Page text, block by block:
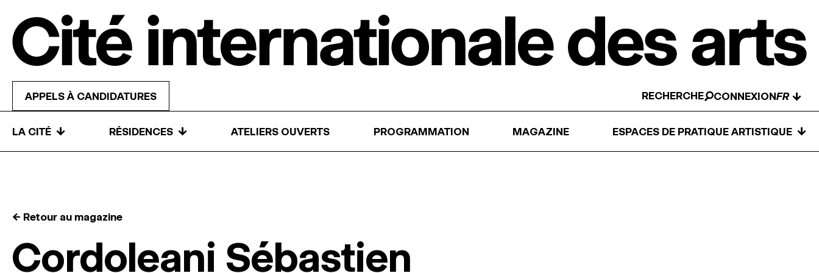
APPELS À CANDIDATURES RECHERCHE CONNEXION ↓
LA CITÉ ↓ RÉSIDENCES ↓ ATELIERS OUVERTS PROGRAMMATION MAGAZINE ESPACES DE PRATIQUE ARTISTIQUE ↓
← Retour au magazine
Cordoleani Sébastien